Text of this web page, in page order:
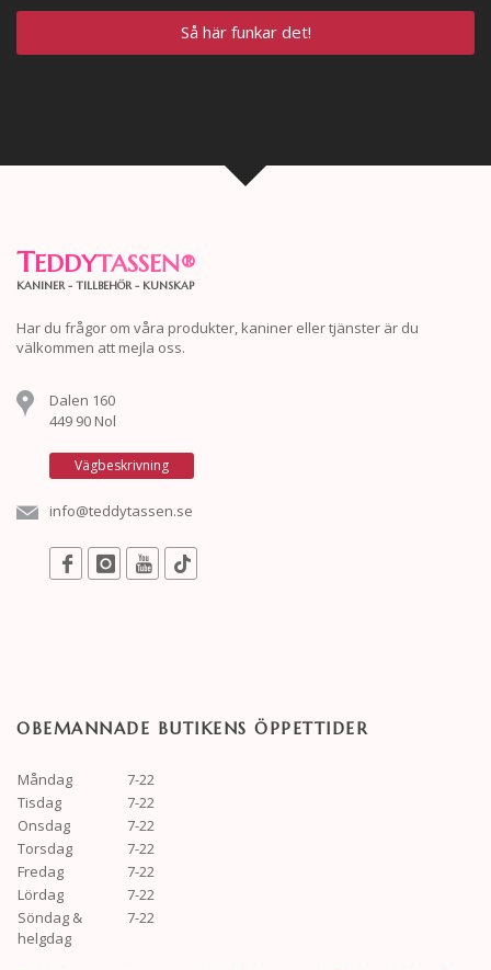
Så här funkar det!
TEDDYTASSEN®
KANINER - TILLBEHÖR - KUNSKAP
Har du frågor om våra produkter, kaniner eller tjänster är du
välkommen att mejla oss.
Dalen 160
449 90 Nol
Vägbeskrivning
info@teddytassen.se
OBEMANNADE BUTIKENS ÖPPETTIDER
Måndag
7-22
Tisdag
7-22
Onsdag
7-22
Torsdag
7-22
Fredag
7-22
Lördag
7-22
Söndag &
helgdag
7-22